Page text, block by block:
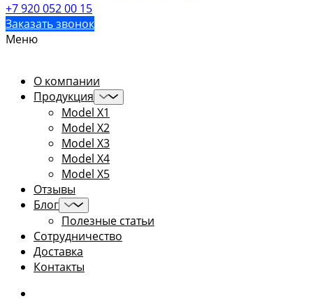
+7 920 052 00 15
Заказать звонок
Меню
О компании
Продукция
Model X1
Model X2
Model X3
Model X4
Model X5
Отзывы
Блог
Полезные статьи
Сотрудничество
Доставка
Контакты